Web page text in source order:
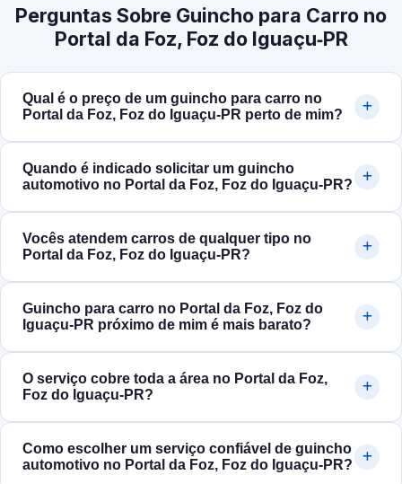
Perguntas Sobre Guincho para Carro no
Portal da Foz, Foz do Iguaçu‑PR
Qual é o preço de um guincho para carro no
Portal da Foz, Foz do Iguaçu‑PR perto de mim?
Quando é indicado solicitar um guincho
automotivo no Portal da Foz, Foz do Iguaçu‑PR?
Vocês atendem carros de qualquer tipo no
Portal da Foz, Foz do Iguaçu‑PR?
Guincho para carro no Portal da Foz, Foz do
Iguaçu‑PR próximo de mim é mais barato?
O serviço cobre toda a área no Portal da Foz,
Foz do Iguaçu‑PR?
Como escolher um serviço confiável de guincho
automotivo no Portal da Foz, Foz do Iguaçu‑PR?